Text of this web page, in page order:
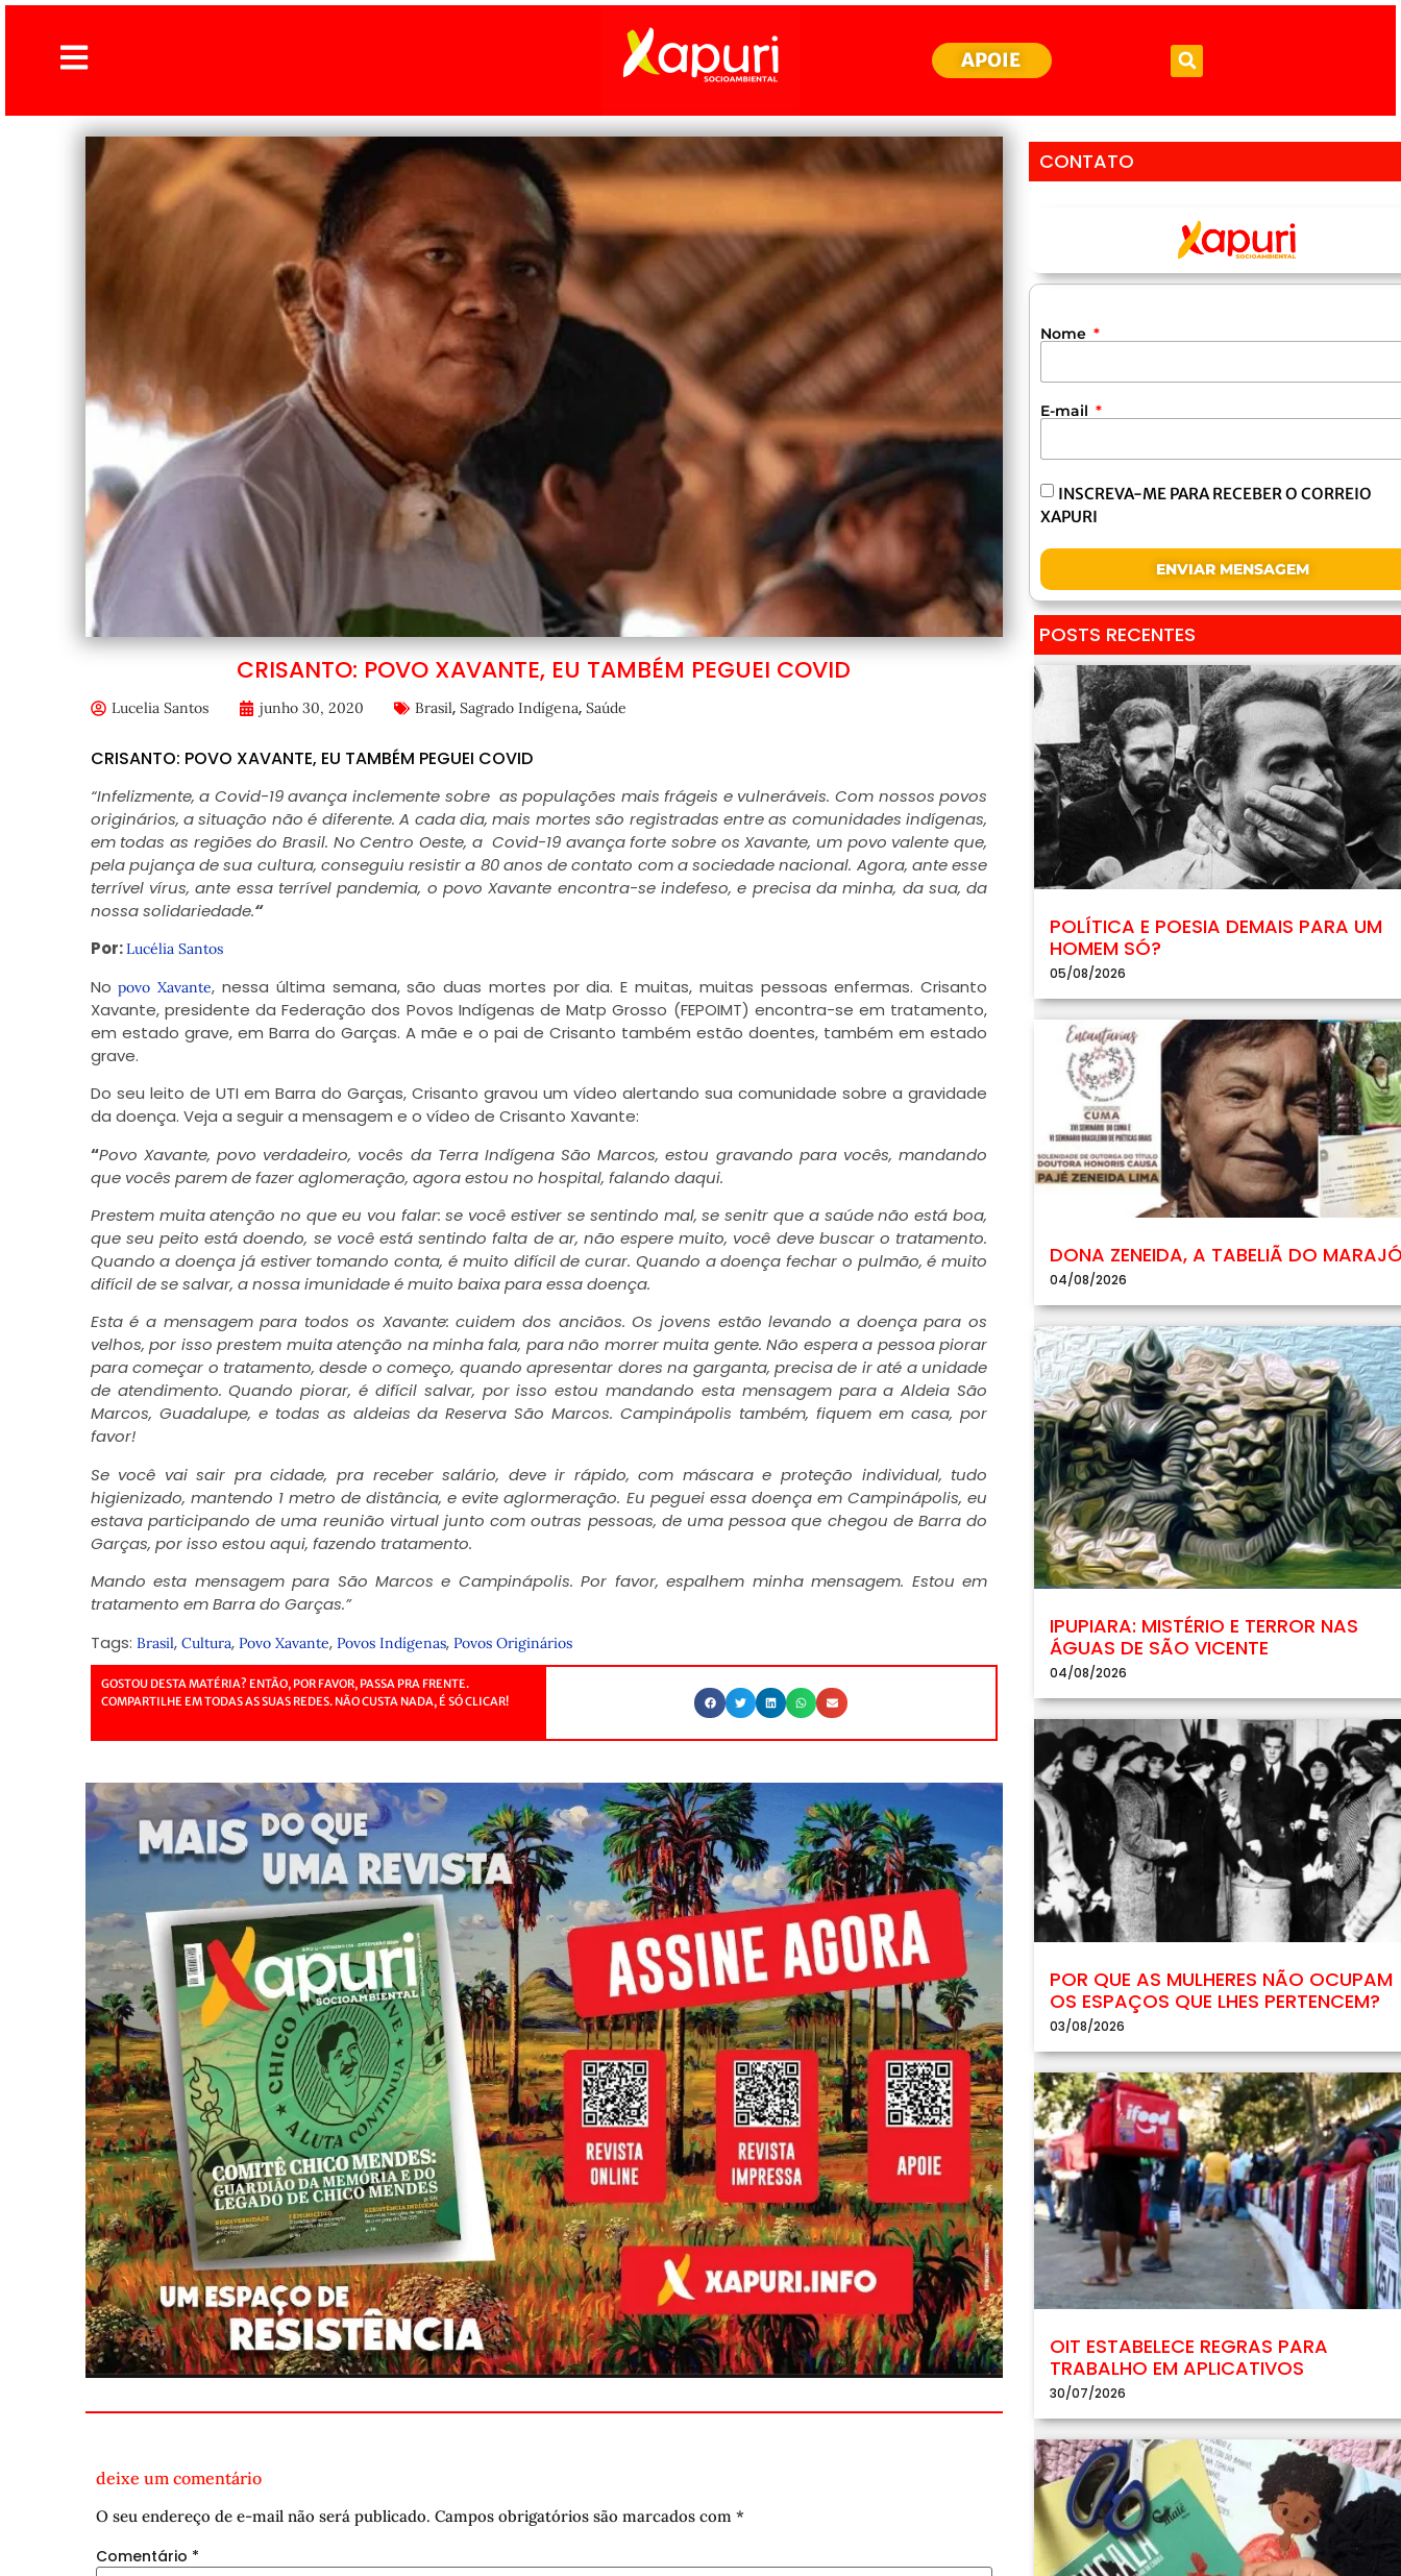
APOIE
CRISANTO: POVO XAVANTE, EU TAMBÉM PEGUEI COVID
Lucelia Santos junho 30, 2020 Brasil, Sagrado Indígena, Saúde
CRISANTO: POVO XAVANTE, EU TAMBÉM PEGUEI COVID
“Infelizmente, a Covid-19 avança inclemente sobre as populações mais frágeis e vulneráveis. Com nossos povos
originários, a situação não é diferente. A cada dia, mais mortes são registradas entre as comunidades indígenas,
em todas as regiões do Brasil. No Centro Oeste, a Covid-19 avança forte sobre os Xavante, um povo valente que,
pela pujança de sua cultura, conseguiu resistir a 80 anos de contato com a sociedade nacional. Agora, ante esse
terrível vírus, ante essa terrível pandemia, o povo Xavante encontra-se indefeso, e precisa da minha, da sua, da
nossa solidariedade.“
Por:Lucélia Santos
Nopovo Xavante, nessa última semana, são duas mortes por dia. E muitas, muitas pessoas enfermas. Crisanto
Xavante, presidente da Federação dos Povos Indígenas de Matp Grosso (FEPOIMT) encontra-se em tratamento,
em estado grave, em Barra do Garças. A mãe e o pai de Crisanto também estão doentes, também em estado
grave.
Do seu leito de UTI em Barra do Garças, Crisanto gravou um vídeo alertando sua comunidade sobre a gravidade
da doença. Veja a seguir a mensagem e o vídeo de Crisanto Xavante:
“Povo Xavante, povo verdadeiro, vocês da Terra Indígena São Marcos, estou gravando para vocês, mandando
que vocês parem de fazer aglomeração, agora estou no hospital, falando daqui.
Prestem muita atenção no que eu vou falar: se você estiver se sentindo mal, se senitr que a saúde não está boa,
que seu peito está doendo, se você está sentindo falta de ar, não espere muito, você deve buscar o tratamento.
Quando a doença já estiver tomando conta, é muito difícil de curar. Quando a doença fechar o pulmão, é muito
difícil de se salvar, a nossa imunidade é muito baixa para essa doença.
Esta é a mensagem para todos os Xavante: cuidem dos anciãos. Os jovens estão levando a doença para os
velhos, por isso prestem muita atenção na minha fala, para não morrer muita gente. Não espera a pessoa piorar
para começar o tratamento, desde o começo, quando apresentar dores na garganta, precisa de ir até a unidade
de atendimento. Quando piorar, é difícil salvar, por isso estou mandando esta mensagem para a Aldeia São
Marcos, Guadalupe, e todas as aldeias da Reserva São Marcos. Campinápolis também, fiquem em casa, por
favor!
Se você vai sair pra cidade, pra receber salário, deve ir rápido, com máscara e proteção individual, tudo
higienizado, mantendo 1 metro de distância, e evite aglormeração. Eu peguei essa doença em Campinápolis, eu
estava participando de uma reunião virtual junto com outras pessoas, de uma pessoa que chegou de Barra do
Garças, por isso estou aqui, fazendo tratamento.
Mando esta mensagem para São Marcos e Campinápolis. Por favor, espalhem minha mensagem. Estou em
tratamento em Barra do Garças.”
Tags: Brasil, Cultura, Povo Xavante, Povos Indígenas, Povos Originários
GOSTOU DESTA MATÉRIA? ENTÃO, POR FAVOR, PASSA PRA FRENTE.
COMPARTILHE EM TODAS AS SUAS REDES. NÃO CUSTA NADA, É SÓ CLICAR!
deixe um comentário
O seu endereço de e-mail não será publicado. Campos obrigatórios são marcados com *
Comentário *
CONTATO
Nome
E-mail
INSCREVA-ME PARA RECEBER O CORREIO
XAPURI
ENVIAR MENSAGEM
POSTS RECENTES
POLÍTICA E POESIA DEMAIS PARA UM
HOMEM SÓ?
05/08/2026
DONA ZENEIDA, A TABELIÃ DO
04/08/2026
IPUPIARA: MISTÉRIO E TERROR NAS
ÁGUAS DE SÃO VICENTE
04/08/2026
POR QUE AS MULHERES NÃO OCUPAM
OS ESPAÇOS QUE LHES PERTENCEM?
03/08/2026
OIT ESTABELECE REGRAS PARA
TRABALHO EM APLICATIVOS
30/07/2026